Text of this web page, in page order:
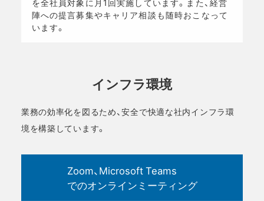
陣への提言募集やキャリア相談も随時おこなって
います。
インフラ環境
業務の効率化を図るため、安全で快適な社内インフラ環
境を構築しています。
Zoom、Microsoft Teams
でのオンラインミーティング